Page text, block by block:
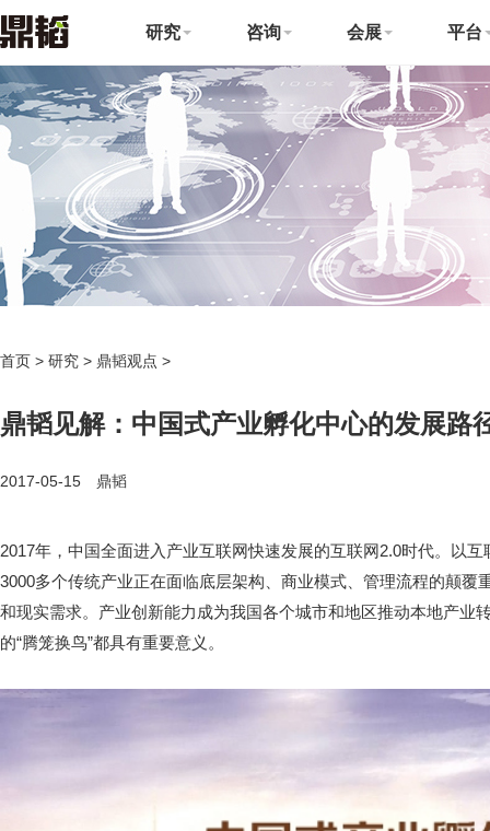
研究 咨询 会展 平台
首页 > 研究 > 鼎韬观点 >
鼎韬见解：中国式产业孵化中心的发展路
2017-05-15 鼎韬
2017年，中国全面进入产业互联网快速发展的互联网2.0时代。以
3000多个传统产业正在面临底层架构、商业模式、管理流程的颠
和现实需求。产业创新能力成为我国各个城市和地区推动本地产业
的“腾笼换鸟”都具有重要意义。